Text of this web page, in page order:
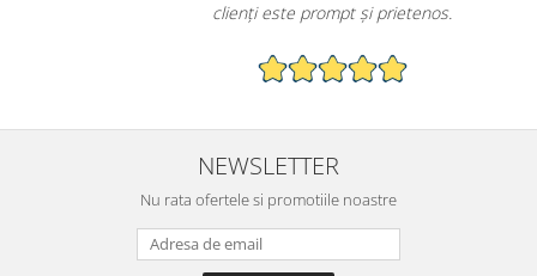
clienți este prompt și prietenos.
NEWSLETTER
Nu rata ofertele si promotiile noastre